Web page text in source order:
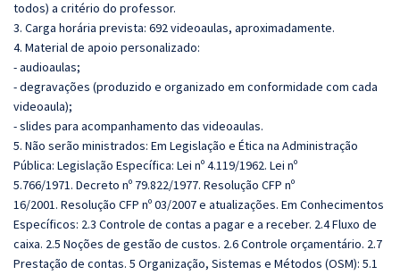
todos) a critério do professor.
3. Carga horária prevista: 692 videoaulas, aproximadamente.
4. Material de apoio personalizado:
- audioaulas;
- degravações (produzido e organizado em conformidade com cada
videoaula);
- slides para acompanhamento das videoaulas.
5. Não serão ministrados: Em Legislação e Ética na Administração
Pública: Legislação Específica: Lei nº 4.119/1962. Lei nº
5.766/1971. Decreto nº 79.822/1977. Resolução CFP nº
16/2001. Resolução CFP nº 03/2007 e atualizações. Em Conhecimentos
Específicos: 2.3 Controle de contas a pagar e a receber. 2.4 Fluxo de
caixa. 2.5 Noções de gestão de custos. 2.6 Controle orçamentário. 2.7
Prestação de contas. 5 Organização, Sistemas e Métodos (OSM): 5.1